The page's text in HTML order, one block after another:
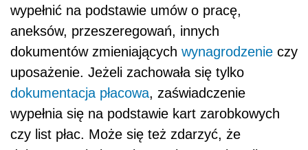
wypełnić na podstawie umów o pracę,
aneksów, przeszeregowań, innych
dokumentów zmieniających wynagrodzenie czy
uposażenie. Jeżeli zachowała się tylko
dokumentacja płacowa, zaświadczenie
wypełnia się na podstawie kart zarobkowych
czy list płac. Może się też zdarzyć, że